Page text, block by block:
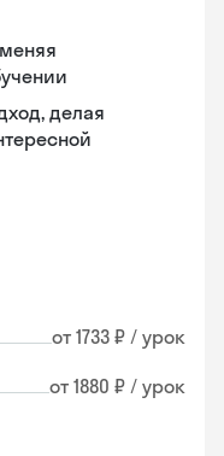
делая
от 1733 ₽ / урок
от 1880 ₽ / урок